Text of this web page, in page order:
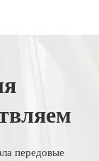
передовые